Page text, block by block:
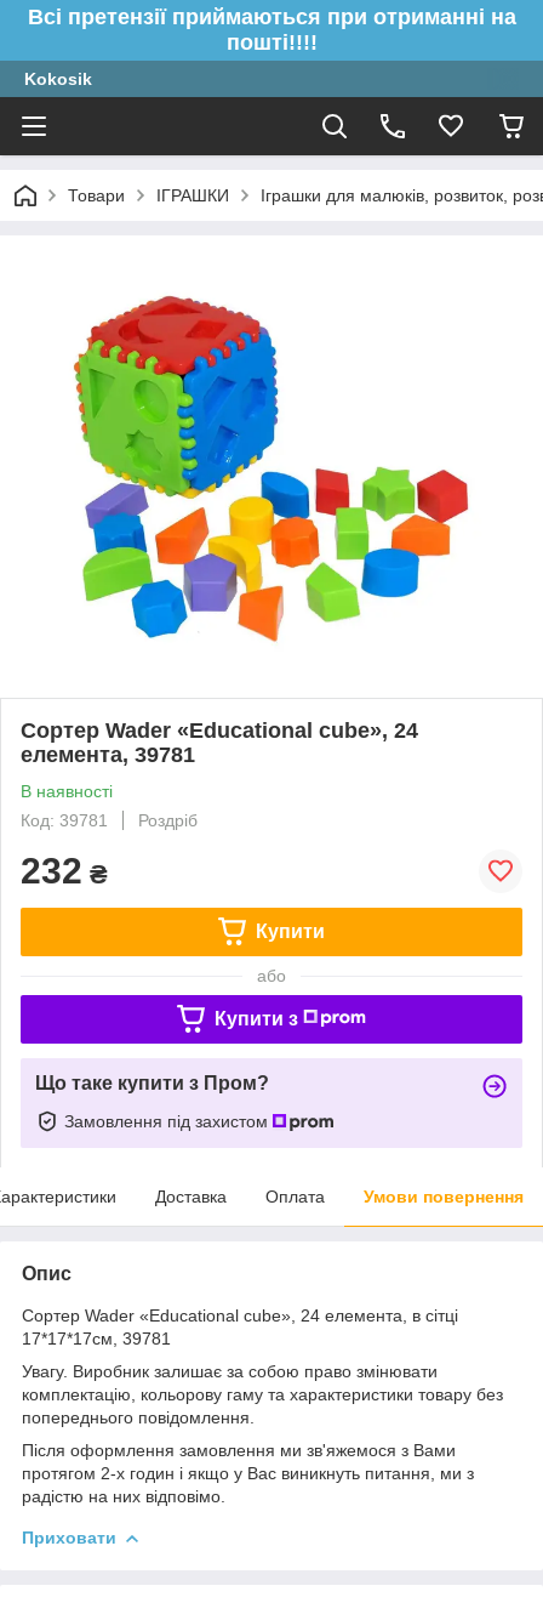
Всі претензії приймаються при отриманні на
пошті!!!!
Kokosik
Товари ІГРАШКИ Іграшки для малюків, розвиток,
Сортер Wader «Educational cube», 24
елемента, 39781
В наявності
Код: 39781
Роздріб
232 ₴
Купити
або
Купити з
Що таке купити з Пром?
Замовлення під захистом
Доставка Оплата Умови повернення
Опис
Сортер Wader «Educational cube», 24 елемента, в сітці
17*17*17см, 39781
Увагу. Виробник залишає за собою право змінювати
комплектацію, кольорову гаму та характеристики товару без
попереднього повідомлення.
Після оформлення замовлення ми зв'яжемося з Вами
протягом 2-х годин і якщо у Вас виникнуть питання, ми з
радістю на них відповімо.
Приховати